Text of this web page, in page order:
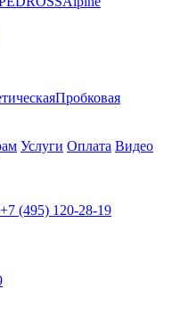
Пробковая
Услуги Оплата Видео
+7 (495) 120-28-19